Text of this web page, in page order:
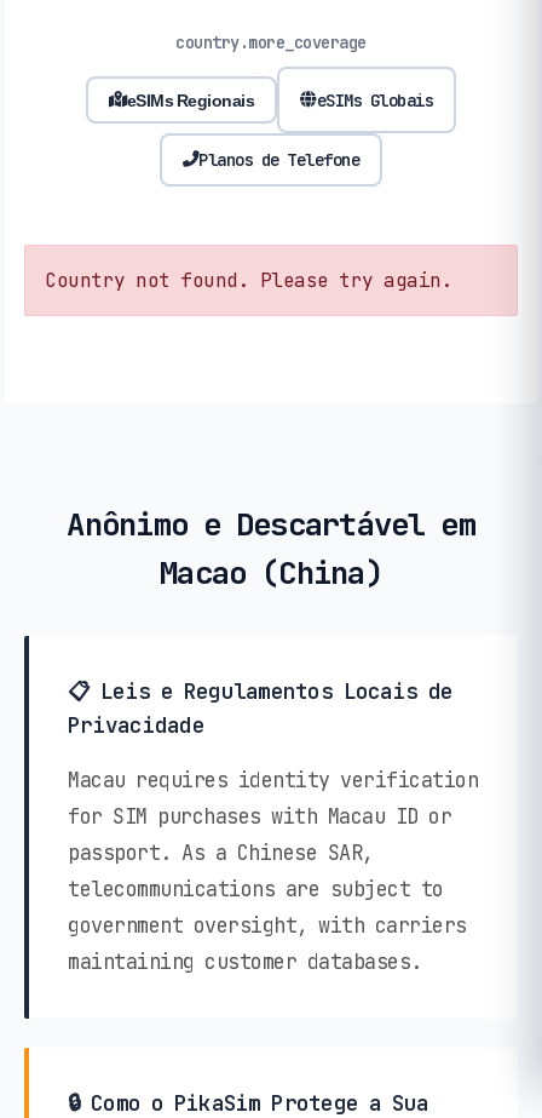
country.more_coverage
eSIMs Regionais eSIMs Globais
Planos de Telefone
Country not found. Please try again.
Anônimo e Descartável em
Macao (China)
📋 Leis e Regulamentos Locais de
Privacidade
Macau requires identity verification
for SIM purchases with Macau ID or
passport. As a Chinese SAR,
telecommunications are subject to
government oversight, with carriers
maintaining customer databases.
🔒 Como o PikaSim Protege a Sua